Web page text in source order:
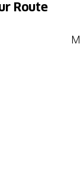
Route